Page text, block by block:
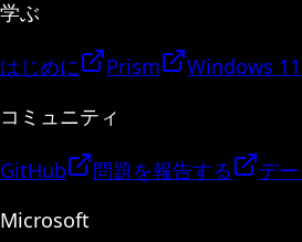
学ぶ
はじめに Prism Windows 11
コミュニティ
GitHub 問題を報告する デ
Microsoft